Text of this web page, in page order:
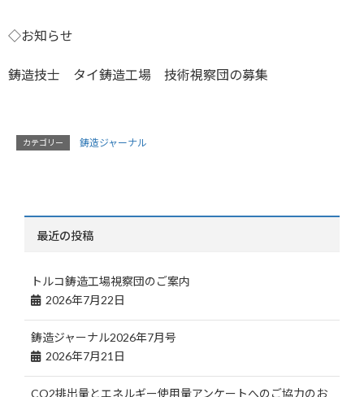
◇お知らせ
鋳造技士 タイ鋳造工場 技術視察団の募集
カテゴリー 鋳造ジャーナル
最近の投稿
トルコ鋳造工場視察団のご案内
2026年7月22日
鋳造ジャーナル2026年7月号
2026年7月21日
CO2排出量とエネルギー使用量アンケートへのご協力のお